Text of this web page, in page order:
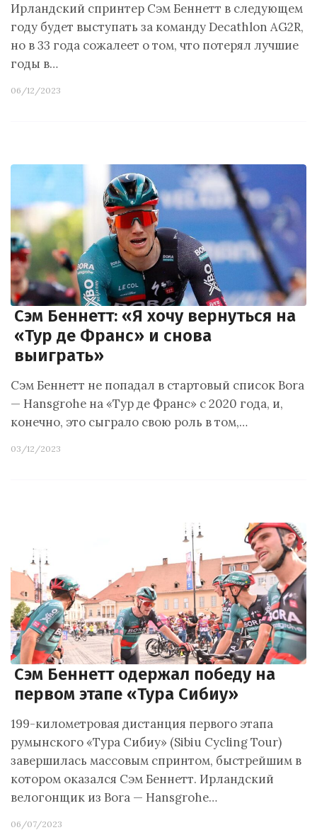
Ирландский спринтер Сэм Беннетт в следующем
году будет выступать за команду Decathlon AG2R,
но в 33 года сожалеет о том, что потерял лучшие
годы в…
06/12/2023
Сэм Беннетт: «Я хочу вернуться на
«Тур де Франс» и снова
выиграть»
Сэм Беннетт не попадал в стартовый список Bora
— Hansgrohe на «Тур де Франс» с 2020 года, и,
конечно, это сыграло свою роль в том,…
03/12/2023
Сэм Беннетт одержал победу на
первом этапе «Тура Сибиу»
199-километровая дистанция первого этапа
румынского «Тура Сибиу» (Sibiu Cycling Tour)
завершилась массовым спринтом, быстрейшим в
котором оказался Сэм Беннетт. Ирландский
велогонщик из Bora — Hansgrohe…
06/07/2023